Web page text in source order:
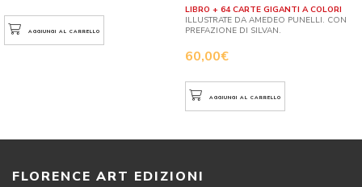
AGGIUNGI AL CARRELLO
60,00€
LIBRO + 64 CARTE GIGANTI A COLORI
ILLUSTRATE DA AMEDEO PUNELLI. CON
PREFAZIONE DI SILVAN.
AGGIUNGI AL CARRELLO
FLORENCE ART EDIZIONI